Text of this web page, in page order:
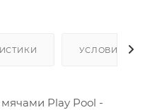
УСЛОВИЯ
Play Pool -